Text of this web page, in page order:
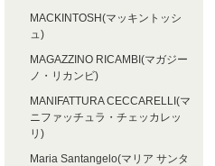
MACKINTOSH(マッキントッシ
ュ)
MAGAZZINO RICAMBI(マガジー
ノ・リカンビ)
MANIFATTURA CECCARELLI(マ
ニファッチュラ・チェッカレッ
リ)
Maria Santangelo(マリア サンタ